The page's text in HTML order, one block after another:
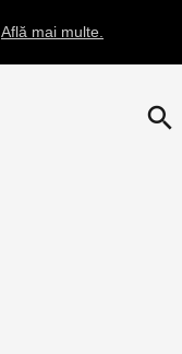
Află mai multe.
search